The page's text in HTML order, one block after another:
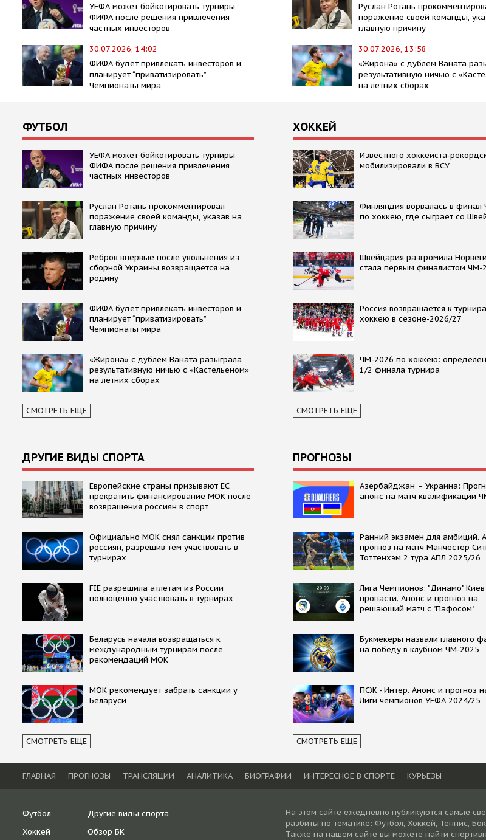
УЕФА может бойкотировать турниры
ФИФА после решения привлечения
частных инвесторов
Руслан Ротань
поражение своей команды,
главную причину
30.07.2026, 14:02
ФИФА будет привлекать инвесторов и
планирует “приватизировать”
Чемпионаты мира
30.07.2026, 13:58
«Жирона» с дублем Ваната
результативную ничью с
на летних сборах
ФУТБОЛ
УЕФА может бойкотировать турниры
ФИФА после решения привлечения
частных инвесторов
Руслан Ротань прокомментировал
поражение своей команды, указав на
главную причину
Ребров впервые после увольнения из
сборной Украины возвращается на
родину
ФИФА будет привлекать инвесторов и
планирует “приватизировать”
Чемпионаты мира
«Жирона» с дублем Ваната разыграла
результативную ничью с «Кастельеном»
на летних сборах
СМОТРЕТЬ ЕЩЕ
ХОККЕЙ
Известного хоккеиста-
мобилизировали в ВСУ
Финляндия ворвалась в финал
по хоккею, где сыграет со
Швейцария разгромила
стала первым финалистом ЧМ-
Россия возвращается к
хоккею в сезоне-2026/27
ЧМ-2026 по хоккею:
1/2 финала турнира
СМОТРЕТЬ ЕЩЕ
ДРУГИЕ ВИДЫ СПОРТА
Европейские страны призывают ЕС
прекратить финансирование МОК после
возвращения россиян в спорт
Официально МОК снял санкции против
россиян, разрешив тем участвовать в
турнирах
FIE разрешила атлетам из России
полноценно участвовать в турнирах
Беларусь начала возвращаться к
международным турнирам после
рекомендаций МОК
МОК рекомендует забрать санкции у
Беларуси
СМОТРЕТЬ ЕЩЕ
ПРОГНОЗЫ
Азербайджан – Украина:
анонс на матч квалификации
Ранний экзамен для амбиций.
прогноз на матч Манчестер
Тоттенхэм 2 тура АПЛ 2025/26
Лига Чемпионов: "Динамо"
пропасти. Анонс и прогноз на
решающий матч с "Пафосом"
Букмекеры назвали главного
на победу в клубном ЧМ-2025
ПСЖ - Интер. Анонс и прогноз
Лиги чемпионов УЕФА 2024/25
СМОТРЕТЬ ЕЩЕ
ГЛАВНАЯ ПРОГНОЗЫ ТРАНСЛЯЦИИ АНАЛИТИКА БИОГРАФИИ ИНТЕРЕСНОЕ В СПОРТЕ КУРЬЕЗЫ
Футбол
Хоккей
Другие виды спорта
Обзор БК
На этом сайте ежедневно публикуются самые
разбиты по тематике: Футбол, Хоккей, Теннис,
Также на нашем сайте вы можете найти